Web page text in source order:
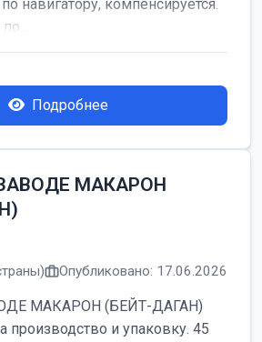
навигатору, компенсируется.
Подробнее
МАКАРОН
Опубликовано: 17.06.2026
МАКАРОН (БЕЙТ-ДАГАН)
и упаковку. 45